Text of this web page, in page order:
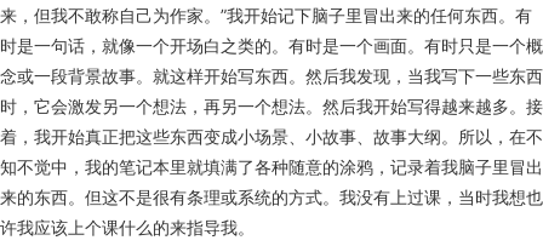
来，但我不敢称自己为作家。”我开始记下脑子里冒出来的任何东西。有
时是一句话，就像一个开场白之类的。有时是一个画面。有时只是一个概
念或一段背景故事。就这样开始写东西。然后我发现，当我写下一些东西
时，它会激发另一个想法，再另一个想法。然后我开始写得越来越多。接
着，我开始真正把这些东西变成小场景、小故事、故事大纲。所以，在不
知不觉中，我的笔记本里就填满了各种随意的涂鸦，记录着我脑子里冒出
来的东西。但这不是很有条理或系统的方式。我没有上过课，当时我想也
许我应该上个课什么的来指导我。